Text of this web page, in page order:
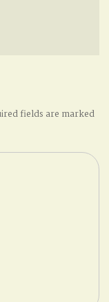
fields are marked